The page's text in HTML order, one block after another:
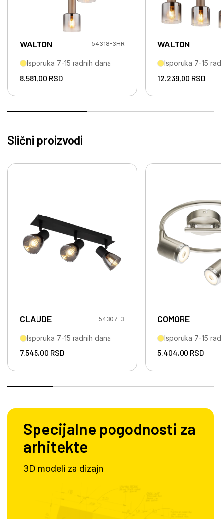
WALTON 54318-3HR
Isporuka 7-15 radnih dana
8.581,00 RSD
WALTON
Isporuka 7-15
12.239,00 RSD
Slični proizvodi
CLAUDE 54307-3
Isporuka 7-15 radnih dana
7.545,00 RSD
COMORE
Isporuka 7-15
5.404,00 RSD
Specijalne pogodnosti za
arhitekte
3D modeli za dizajn